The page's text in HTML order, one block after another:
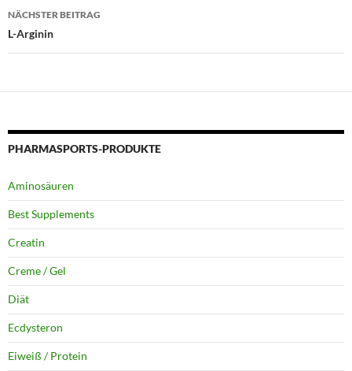
NÄCHSTER BEITRAG
L-Arginin
PHARMASPORTS-PRODUKTE
Aminosäuren
Best Supplements
Creatin
Creme / Gel
Diät
Ecdysteron
Eiweiß / Protein